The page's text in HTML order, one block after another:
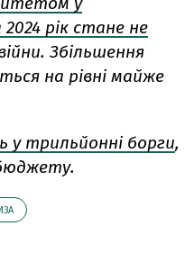
рік стане не
Збільшення
на рівні майже
у трильйонні борги,